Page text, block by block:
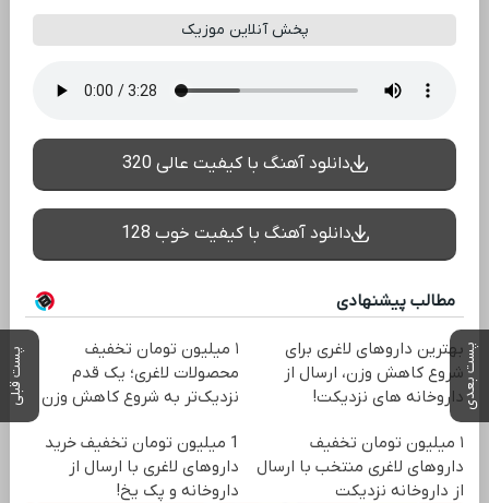
پست بعدی پست قبلی
پخش آنلاین موزیک
دانلود آهنگ با کیفیت عالی 320
دانلود آهنگ با کیفیت خوب 128
مطالب پیشنهادی
بهترین داروهای لاغری برای
شروع کاهش وزن، ارسال از
داروخانه های نزدیکت!
۱ میلیون تومان تخفیف
محصولات لاغری؛ یک قدم
نزدیک‌تر به شروع کاهش وزن
۱ میلیون تومان تخفیف
داروهای لاغری منتخب با ارسال
از داروخانه نزدیکت
1 میلیون تومان تخفیف خرید
داروهای لاغری با ارسال از
داروخانه و پک یخ!